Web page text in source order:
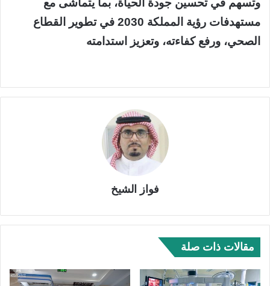
وتسهم في تحسين جودة الحياة، بما يتماشى مع
مستهدفات رؤية المملكة 2030 في تطوير القطاع
الصحي، ورفع كفاءته، وتعزيز استدامته
فواز الشيخ
مقالات ذات صلة